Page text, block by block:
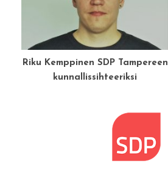
Riku Kemppinen SDP Tampereen
kunnallissihteeriksi